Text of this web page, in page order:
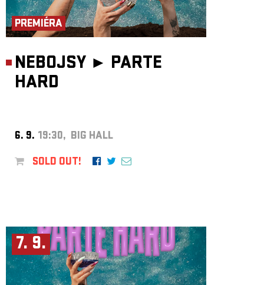
PREMIÉRA
NEBOJSY ► PARTE
HARD
6. 9. 19:30, BIG HALL
SOLD OUT!
7. 9.